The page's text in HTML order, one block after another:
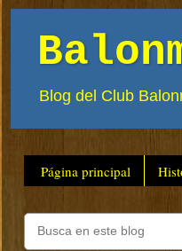
Blog del Club
Página principal